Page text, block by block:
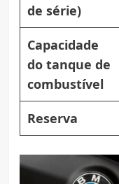
de série)
Capacidade
do tanque de
combustível
Reserva